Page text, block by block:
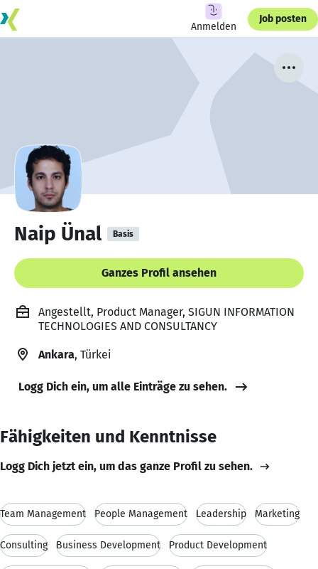
Anmelden
Job posten
Naip Ünal Basis
Ganzes Profil ansehen
Angestellt, Product Manager, SIGUN INFORMATION
TECHNOLOGIES AND CONSULTANCY
Ankara, Türkei
Logg Dich ein, um alle Einträge zu sehen.
Fähigkeiten und Kenntnisse
Logg Dich jetzt ein, um das ganze Profil zu sehen.
Team Management People Management Leadership Marketing
Consulting Business Development Product Development